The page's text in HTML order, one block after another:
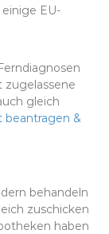
EU-
zugelassene
gleich
beantragen &
behandeln
zuschicken
haben